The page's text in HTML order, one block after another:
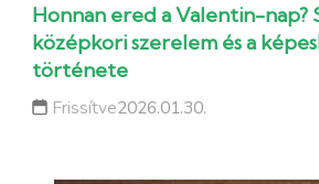
Honnan ered a Valentin-nap?
középkori szerelem és a
története
Frissítve2026.01.30.